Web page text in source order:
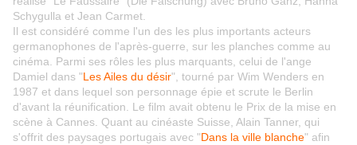
Schygulla et Jean Carmet.
Il est considéré comme l'un des les plus importants acteurs
germanophones de l'après-guerre, sur les planches comme au
cinéma. Parmi ses rôles les plus marquants, celui de l'ange
Damiel dans "Les Ailes du désir", tourné par Wim Wenders en
1987 et dans lequel son personnage épie et scrute le Berlin
d'avant la réunification. Le film avait obtenu le Prix de la mise en
scène à Cannes. Quant au cinéaste Suisse, Alain Tanner, qui
s'offrit des paysages portugais avec "Dans la ville blanche" afin